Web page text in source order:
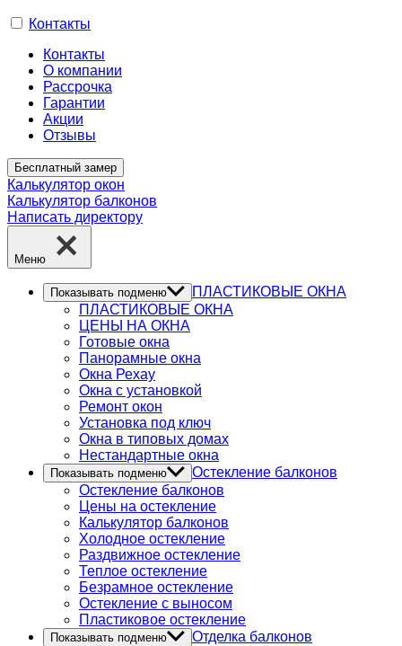
Контакты
Контакты
О компании
Рассрочка
Гарантии
Акции
Отзывы
Бесплатный замер
Калькулятор окон
Калькулятор балконов
Написать директору
Меню
Показывать подменю
ПЛАСТИКОВЫЕ ОКНА
ПЛАСТИКОВЫЕ ОКНА
ЦЕНЫ НА ОКНА
Готовые окна
Панорамные окна
Окна Рехау
Окна с установкой
Ремонт окон
Установка под ключ
Окна в типовых домах
Нестандартные окна
Показывать подменю
Остекление балконов
Остекление балконов
Цены на остекление
Калькулятор балконов
Холодное остекление
Раздвижное остекление
Теплое остекление
Безрамное остекление
Остекление с выносом
Пластиковое остекление
Показывать подменю
Отделка балконов